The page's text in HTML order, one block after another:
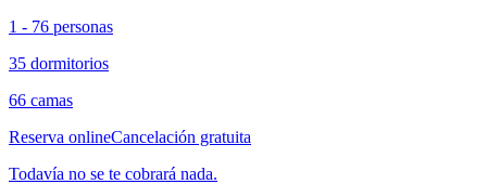
1 - 76 personas
35 dormitorios
66 camas
Reserva onlineCancelación gratuita
Todavía no se te cobrará nada.